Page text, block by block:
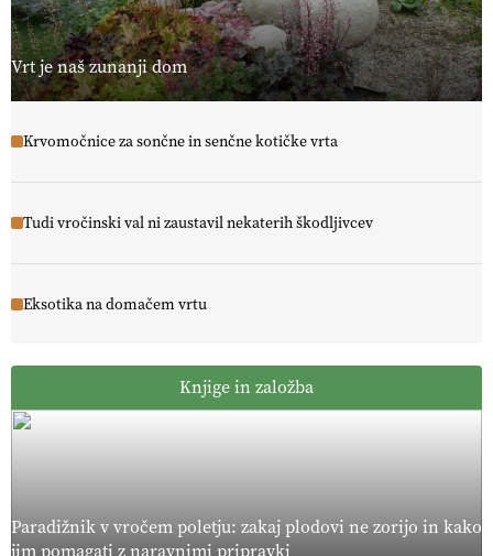
Vrt je naš zunanji dom
Krvomočnice za sončne in senčne kotičke vrta
Tudi vročinski val ni zaustavil nekaterih škodljivcev
Eksotika na domačem vrtu
Knjige in založba
Paradižnik v vročem poletju: zakaj plodovi ne zorijo in kako
jim pomagati z naravnimi pripravki